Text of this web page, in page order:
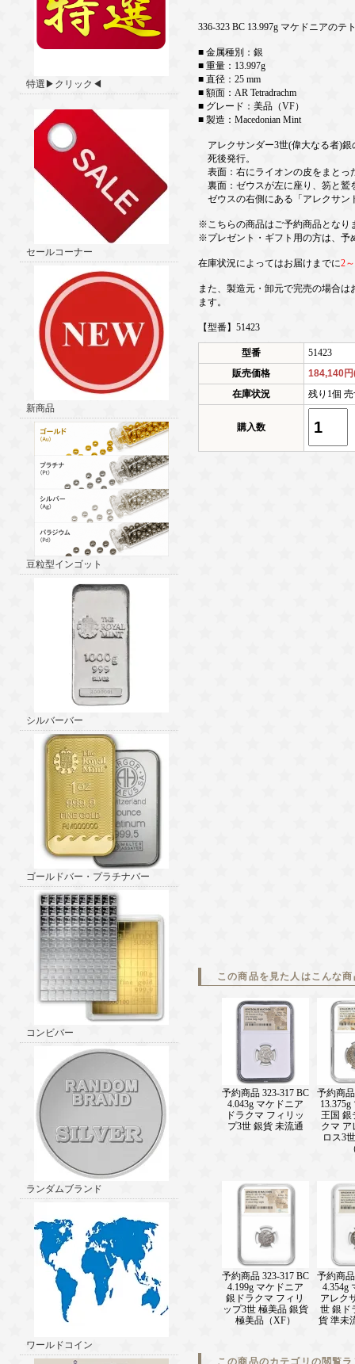
特選▶クリック◀
セールコーナー
新商品
豆粒型インゴット
シルバーバー
ゴールドバー・プラチナバー
コンビバー
ランダムブランド
ワールドコイン
336-323 BC 13.997g マケドニアの
■ 金属種別：銀
■ 重量：13.997g
■ 直径：25 mm
■ 額面：AR Tetradrachm
■ グレード：美品（VF）
■ 製造：Macedonian Mint
アレクサンダー3世(偉大なる者)銀
死後発行。
表面：右にライオンの皮をまとっ
裏面：ゼウスが左に座り、笏と鷲
ゼウスの右側にある「アレクサン
※こちらの商品はご予約商品となり
※プレゼント・ギフト用の方は、予
在庫状況によってはお届けまでに2
また、製造元・卸元で完売の場合
ます。
【型番】51423
型番
51423
販売価格
184,140
在庫状況
残り1個
購入数
この商品を見た人はこんな
予約商品 323-317 BC
4.043g マケドニア
ドラクマ フィリッ
プ3世 銀貨 未流通
予約商
王国 銀
クマ ア
ロス3
予約商品 323-317 BC
4.199g マケドニア
銀ドラクマ フィリ
ップ3世 極美品 銀貨
極美品（XF）
予約商
4.354g
アレク
世 銀ド
貨 準未
この商品のカテゴリの閲覧